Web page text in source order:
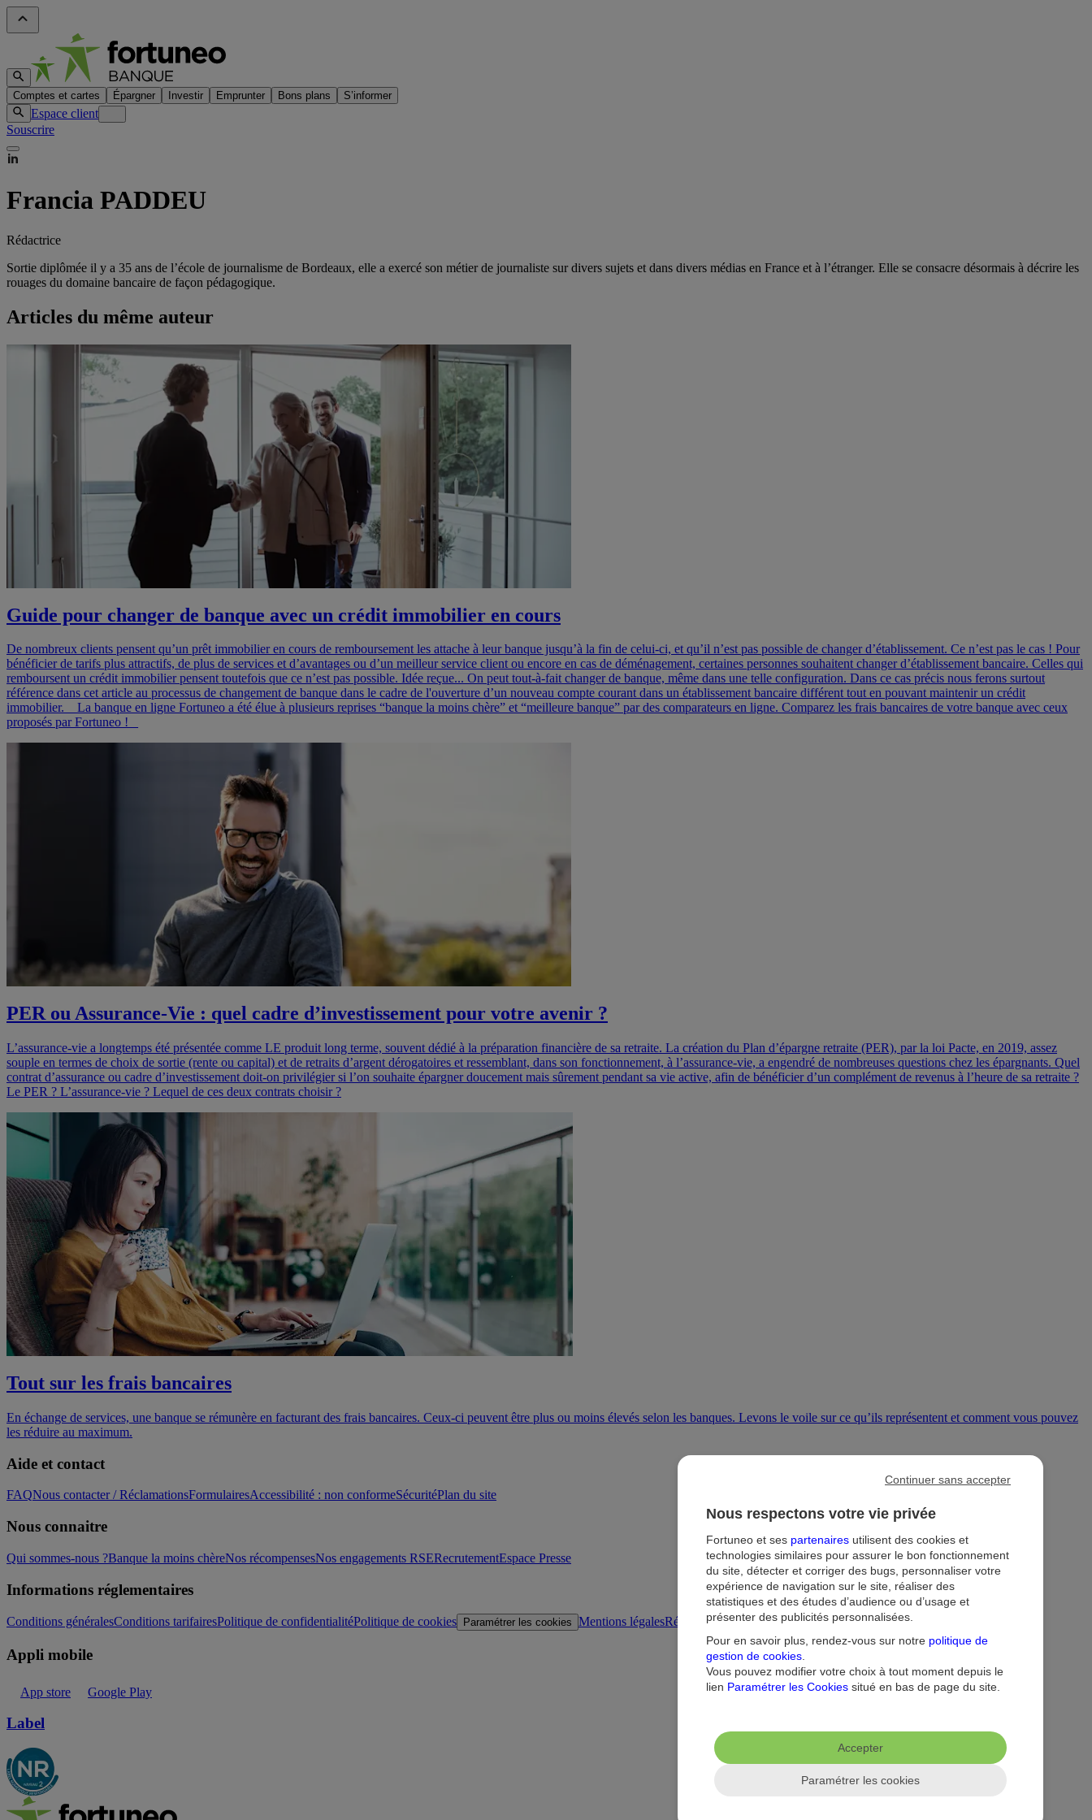
Comptes et cartes Épargner Investir Emprunter Bons plans S’informer
Espace client
Souscrire
Francia PADDEU
Rédactrice
Sortie diplômée il y a 35 ans de l’école de journalisme de Bordeaux, elle a exercé son métier de journaliste sur divers sujets et dans divers médias en France et à l’étranger. Elle se consacre désormais à décrire les
rouages du domaine bancaire de façon pédagogique.
Articles du même auteur
Guide pour changer de banque avec un crédit immobilier en cours
De nombreux clients pensent qu’un prêt immobilier en cours de remboursement les attache à leur banque jusqu’à la fin de celui-ci, et qu’il n’est pas possible de changer d’établissement. Ce n’est pas le cas ! Pour
bénéficier de tarifs plus attractifs, de plus de services et d’avantages ou d’un meilleur service client ou encore en cas de déménagement, certaines personnes souhaitent changer d’établissement bancaire. Celles qui
remboursent un crédit immobilier pensent toutefois que ce n’est pas possible. Idée reçue... On peut tout-à-fait changer de banque, même dans une telle configuration. Dans ce cas précis nous ferons surtout
référence dans cet article au processus de changement de banque dans le cadre de l'ouverture d’un nouveau compte courant dans un établissement bancaire différent tout en pouvant maintenir un crédit
immobilier. _ La banque en ligne Fortuneo a été élue à plusieurs reprises “banque la moins chère” et “meilleure banque” par des comparateurs en ligne. Comparez les frais bancaires de votre banque avec ceux
proposés par Fortuneo ! _
PER ou Assurance-Vie : quel cadre d’investissement pour votre avenir ?
L’assurance-vie a longtemps été présentée comme LE produit long terme, souvent dédié à la préparation financière de sa retraite. La création du Plan d’épargne retraite (PER), par la loi Pacte, en 2019, assez
souple en termes de choix de sortie (rente ou capital) et de retraits d’argent dérogatoires et ressemblant, dans son fonctionnement, à l’assurance-vie, a engendré de nombreuses questions chez les épargnants. Quel
contrat d’assurance ou cadre d’investissement doit-on privilégier si l’on souhaite épargner doucement mais sûrement pendant sa vie active, afin de bénéficier d’un complément de revenus à l’heure de sa retraite ?
Le PER ? L’assurance-vie ? Lequel de ces deux contrats choisir ?
Tout sur les frais bancaires
En échange de services, une banque se rémunère en facturant des frais bancaires. Ceux-ci peuvent être plus ou moins élevés selon les banques. Levons le voile sur ce qu’ils représentent et comment vous pouvez
les réduire au maximum.
Aide et contact
FAQNous contacter / RéclamationsFormulairesAccessibilité : non conformeSécuritéPlan du site
Nous connaitre
Qui sommes-nous ?Banque la moins chèreNos récompensesNos engagements RSERecrutementEspace Presse
Informations réglementaires
Conditions généralesConditions tarifairesPolitique de confidentialitéPolitique de cookies Paramétrer les cookies Mentions légalesRéglementationDroit au compte et clients fragiles
Appli mobile
App store Google Play
Label
Nous respectons votre vie privée
Fortuneo et ses partenaires utilisent des cookies et
technologies similaires pour assurer le bon fonctionnement
du site, détecter et corriger des bugs, personnaliser votre
expérience de navigation sur le site, réaliser des
statistiques et des études d’audience ou d’usage et
présenter des publicités personnalisées.
Pour en savoir plus, rendez-vous sur notre politique de
gestion de cookies
Vous pouvez modifier votre choix à tout moment depuis le
lien Paramétrer les Cookies situé en bas de page du site.
Accepter
Continuer sans accepter
Paramétrer les cookies